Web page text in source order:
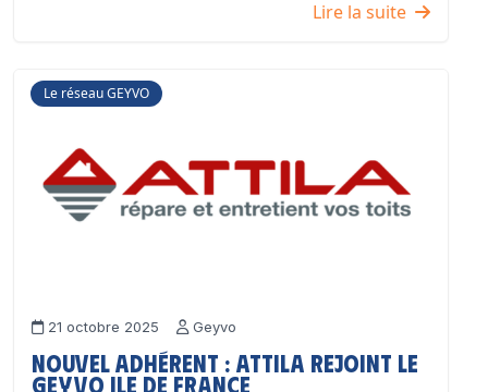
Lire la suite
Le réseau GEYVO
21 octobre 2025 Geyvo
Nouvel adhérent : ATTILA rejoint le
GEYVO Ile de France